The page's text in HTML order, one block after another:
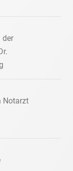
der
Notarzt